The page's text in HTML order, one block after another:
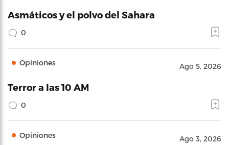
Asmáticos y el polvo del Sahara
0
Opiniones Ago 5, 2026
Terror a las 10 AM
0
Opiniones Ago 3, 2026